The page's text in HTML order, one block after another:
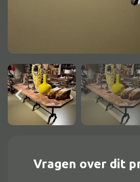
Boekenkast
Dressoir
Nachtkast
Kast overige
Vitrine
Vragen over dit